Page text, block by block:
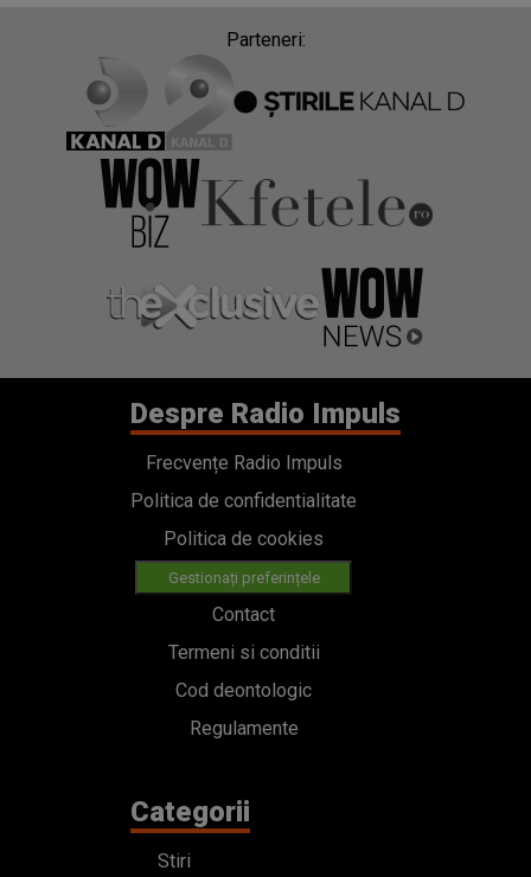
Parteneri:
Despre Radio Impuls
Frecvențe Radio Impuls
Politica de confidentialitate
Politica de cookies
Gestionați preferințele
Contact
Termeni si conditii
Cod deontologic
Regulamente
Categorii
Stiri